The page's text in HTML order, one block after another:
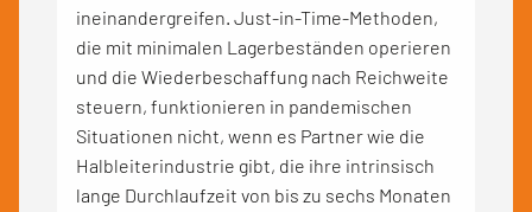
ineinandergreifen. Just-in-Time-Methoden,
die mit minimalen Lagerbeständen operieren
und die Wiederbeschaffung nach Reichweite
steuern, funktionieren in pandemischen
Situationen nicht, wenn es Partner wie die
Halbleiterindustrie gibt, die ihre intrinsisch
lange Durchlaufzeit von bis zu sechs Monaten